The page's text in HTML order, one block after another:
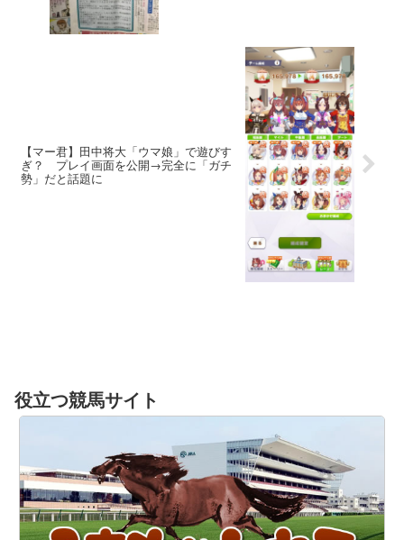
【マー君】田中将大「ウマ娘」で遊びす
ぎ？ プレイ画面を公開→完全に「ガチ
勢」だと話題に
役立つ競馬サイト